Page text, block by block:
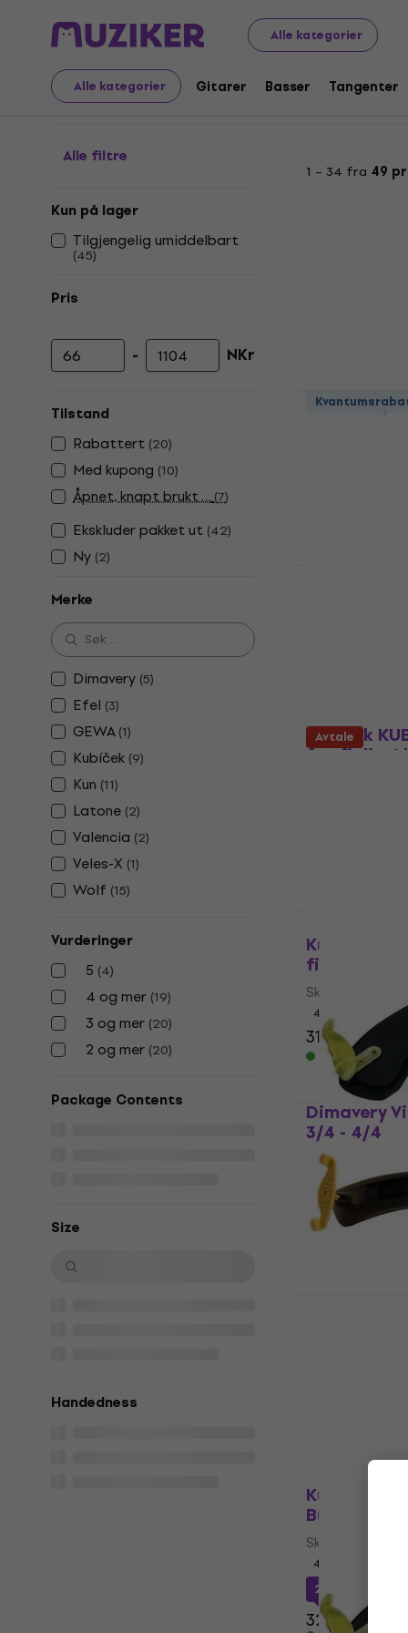
Alle kategorier
Alle kategorier Gitarer Basser Tangenter
Musikkinstrumenter Strenger Tilbehør til fioliner
Skulderstøtter for fiolin
Alle filtre
Kun på lager
Tilgjengelig umiddelbart
(45)
Pris
Minimumspris
- Maksimal pris
NKr
Tilstand
Rabattert (20)
Med kupong (10)
Åpnet, knapt brukt …(7)
Ekskluder pakket ut (42)
Ny (2)
Merke
Dimavery (5)
Efel (3)
GEWA (1)
Kubíček (9)
Kun (11)
Latone (2)
Valencia (2)
Veles-X (1)
Wolf (15)
Vurderinger
5 (4)
4 og mer (19)
3 og mer (20)
2 og mer (20)
Package Contents
Size
Handedness
1 – 34 fra 49
Latone
Kubíček
for fiolin 4/
Avtale
Kun KVI5
fiolin 4/4
Skulderstøtte
4,6
314 NKr
På lager
Dimavery
3/4 - 4/4
Skulderstøtte
4,7
142 NKr
På lager
Kubíček
Burgundy
Skulderstøtte
4,9
294,44 NKr
324,21 NKr